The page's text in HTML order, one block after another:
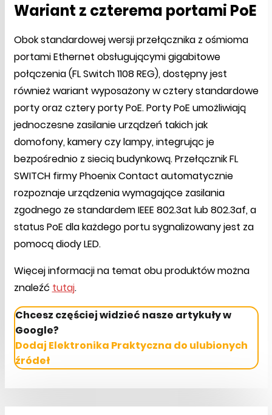
Wariant z czterema portami PoE
Obok standardowej wersji przełącznika z ośmioma
portami Ethernet obsługującymi gigabitowe
połączenia (FL Switch 1108 REG), dostępny jest
również wariant wyposażony w cztery standardowe
porty oraz cztery porty PoE. Porty PoE umożliwiają
jednoczesne zasilanie urządzeń takich jak
domofony, kamery czy lampy, integrując je
bezpośrednio z siecią budynkową. Przełącznik FL
SWITCH firmy Phoenix Contact automatycznie
rozpoznaje urządzenia wymagające zasilania
zgodnego ze standardem IEEE 802.3at lub 802.3af, a
status PoE dla każdego portu sygnalizowany jest za
pomocą diody LED.
Więcej informacji na temat obu produktów można
znaleźć tutaj.
Chcesz częściej widzieć nasze artykuły w
Google?
Dodaj Elektronika Praktyczna do ulubionych
źródeł